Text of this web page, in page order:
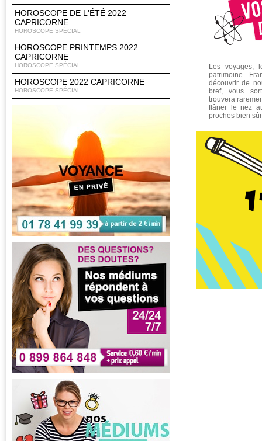
HOROSCOPE DE L'ÉTÉ 2022
CAPRICORNE
HOROSCOPE SPÉCIAL
HOROSCOPE PRINTEMPS 2022
CAPRICORNE
HOROSCOPE SPÉCIAL
HOROSCOPE 2022 CAPRICORNE
HOROSCOPE SPÉCIAL
Les voyages,
patrimoine
découvrir de
bref, vous
trouvera
flâner le nez
proches bien